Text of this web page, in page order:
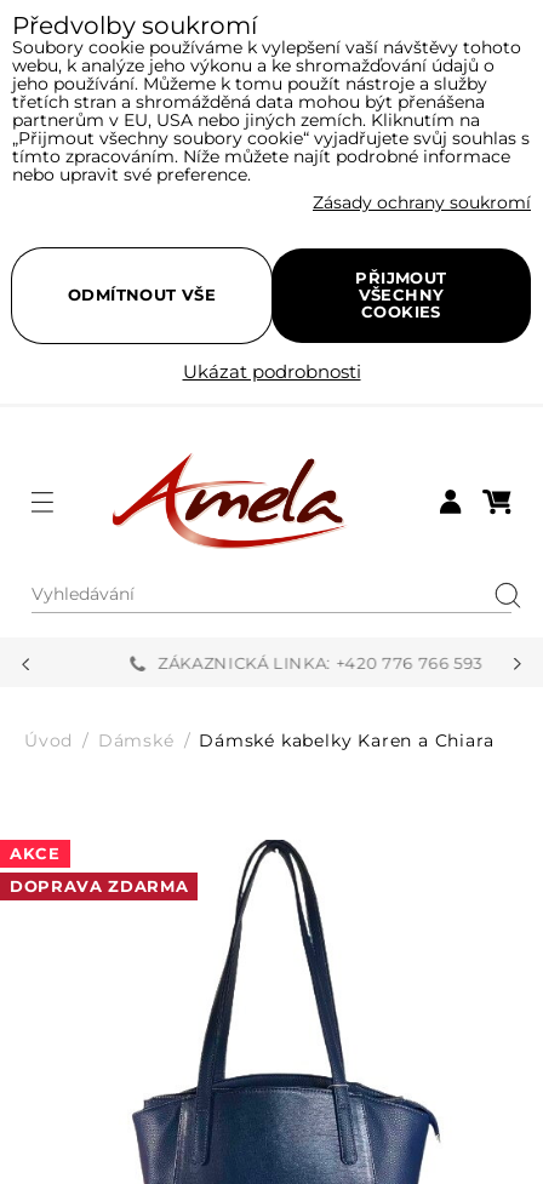
Vyhledávání
Přihlásit se
ZÁKAZNICKÁ LINKA: +420 776 766 593
Menu
Úvod Dámské Dámské kabelky Karen a Chiara
AKCE
DOPRAVA ZDARMA
Předvolby soukromí
Soubory cookie používáme k vylepšení vaší návštěvy tohoto
webu, k analýze jeho výkonu a ke shromažďování údajů o
jeho používání. Můžeme k tomu použít nástroje a služby
třetích stran a shromážděná data mohou být přenášena
partnerům v EU, USA nebo jiných zemích. Kliknutím na
„Přijmout všechny soubory cookie“ vyjadřujete svůj souhlas s
tímto zpracováním. Níže můžete najít podrobné informace
nebo upravit své preference.
Zásady ochrany soukromí
Ukázat podrobnosti
PŘIJMOUT
VŠECHNY
COOKIES
ODMÍTNOUT VŠE